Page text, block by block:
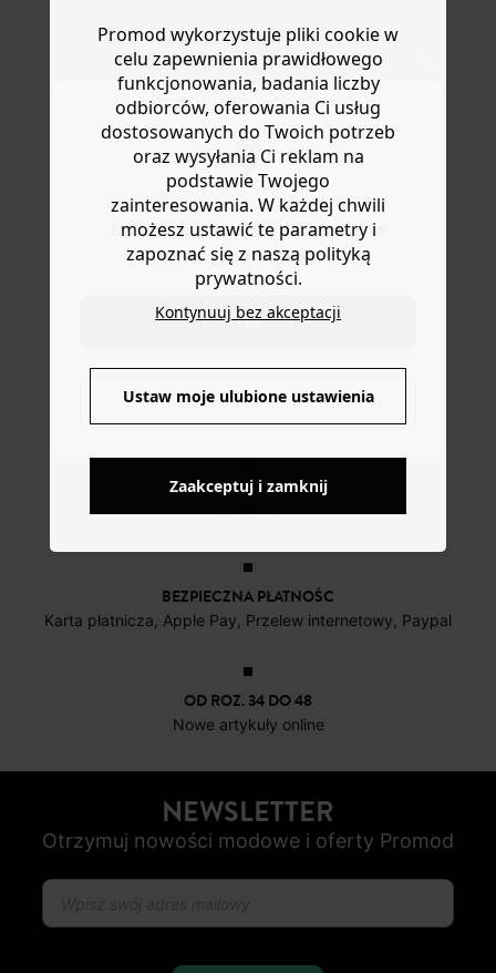
Do you want to be redirected to
www.promod.com ?
YES
NO
lub wymianę.
z miękkiej bawełny. Krótki krój, dopasowany do sylwetki.
Zapięcie na guziki z przodu. Ta koszulka damska
zawiera bawełnę pochodzącą z upraw ekologicznych,
uprawianą bez pestycydów, nawozów chemicznych i
DOSTAWA DO PACZKOMATÓW
4 do 6 dni roboczych
DARMOWE ZWROTY
do 30 dni
BEZPIECZNA PŁATNOŚC
Karta płatnicza, Apple Pay, Przelew internetowy, Paypal
OD ROZ. 34 DO 48
Nowe artykuły online
NEWSLETTER
Otrzymuj nowości modowe i oferty Promod
Promod wykorzystuje pliki cookie w
celu zapewnienia prawidłowego
funkcjonowania, badania liczby
odbiorców, oferowania Ci usług
dostosowanych do Twoich potrzeb
oraz wysyłania Ci reklam na
podstawie Twojego
zainteresowania. W każdej chwili
możesz ustawić te parametry i
zapoznać się z naszą polityką
prywatności.
Kontynuuj bez akceptacji
Ustaw moje ulubione ustawienia
Zaakceptuj i zamknij